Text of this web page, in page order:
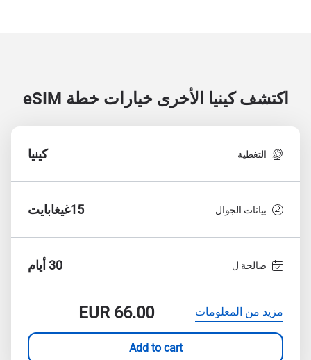
اكتشف كينيا الأخرى خيارات خطة eSIM
التغطية كينيا
بيانات الجوال 15غيغابايت
صالحة ل 30 أيام
مزيد من المعلومات EUR66.00
Add to cart